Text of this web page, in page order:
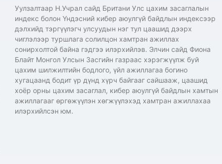
Уулзалтаар Н.Учрал сайд Британи Улс цахим засаглалын
индекс болон Үндэсний кибер аюулгүй байдлын индексээр
дэлхийд тэргүүлэгч улсуудын нэг тул цаашид дээрх
чиглэлээр туршлага солилцон хамтран ажиллах
сонирхолтой байна гэдгээ илэрхийлэв. Элчин сайд Фиона
Блайт Монгол Улсын Засгийн газраас хэрэгжүүлж буй
цахим шилжилтийн бодлого, үйл ажиллагаа богино
хугацаанд бодит үр дүнд хүрч байгааг сайшааж, цаашид
хоёр орны цахим засаглал, кибер аюулгүй байдлын хамтын
ажиллагааг өргөжүүлэн хөгжүүлэхэд хамтран ажиллахаа
илэрхийлсэн юм.